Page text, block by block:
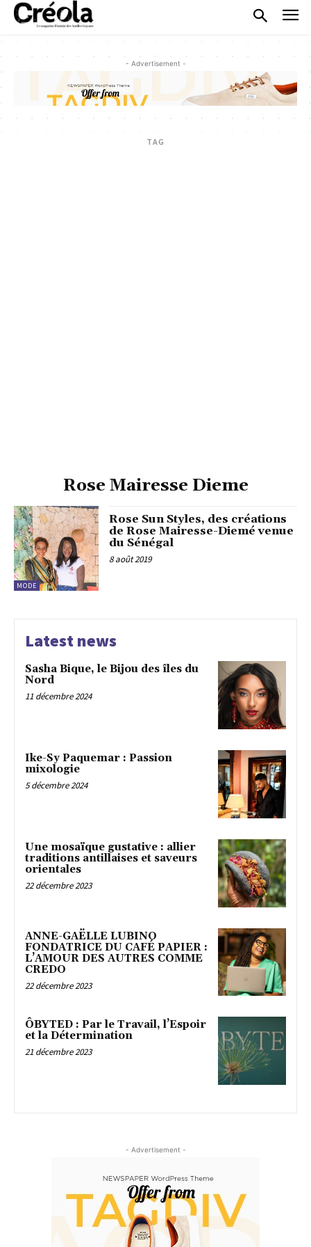
- Advertisement -
TAG
Rose Mairesse Dieme
MODE
Rose Sun Styles, des créations
de Rose Mairesse-Diemé venue
du Sénégal
8 août 2019
Latest news
Sasha Bique, le Bijou des îles du
Nord
11 décembre 2024
Ike-Sy Paquemar : Passion
mixologie
5 décembre 2024
Une mosaïque gustative : allier
traditions antillaises et saveurs
orientales
22 décembre 2023
ANNE-GAËLLE LUBINO
FONDATRICE DU CAFÉ PAPIER :
L’AMOUR DES AUTRES COMME
CREDO
22 décembre 2023
ÔBYTED : Par le Travail, l’Espoir
et la Détermination
21 décembre 2023
- Advertisement -